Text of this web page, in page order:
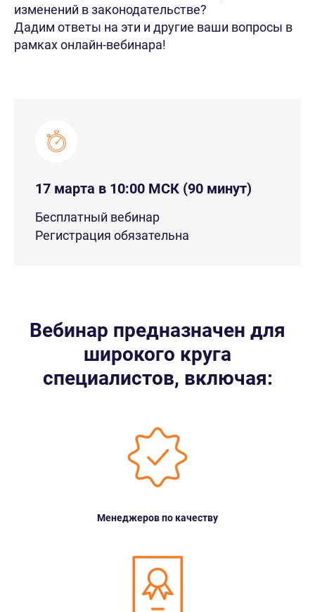
изменений в законодательстве?
Дадим ответы на эти и другие ваши вопросы в
рамках онлайн-вебинара!
17 марта в 10:00 МСК (90 минут)
Бесплатный вебинар
Регистрация обязательна
Вебинар предназначен для
широкого круга
специалистов, включая:
Менеджеров по качеству